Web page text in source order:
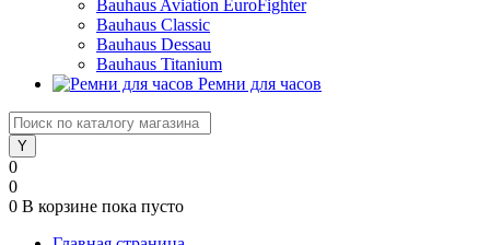
Bauhaus Aviation EuroFighter
Bauhaus Classic
Bauhaus Dessau
Bauhaus Titanium
Ремни для часов
0
0
0 В корзине пока пусто